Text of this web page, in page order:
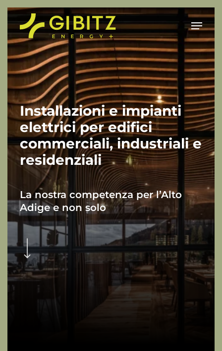
Skip
main
content
Menu
Installazioni e impianti
elettrici per edifici
commerciali, industriali e
residenziali
La nostra competenza per l’Alto
Adige e non solo
Navigate to the next section